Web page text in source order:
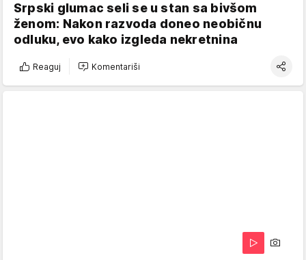
Srpski glumac seli se u stan sa bivšom
ženom: Nakon razvoda doneo neobičnu
odluku, evo kako izgleda nekretnina
Reaguj Komentariši